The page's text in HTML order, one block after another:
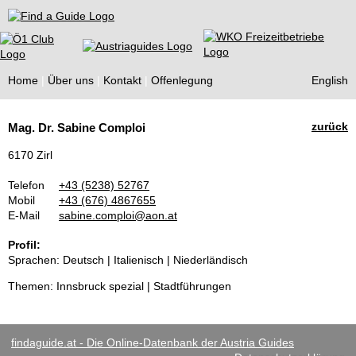
Find a Guide
Home Über uns Kontakt Offenlegung English
Guides
zurück
Mag. Dr. Sabine Comploi
6170 Zirl
Telefon
+43 (5238) 52767
Mobil
+43 (676) 4867655
E-Mail
sabine.comploi@aon.at
Profil:
Sprachen: Deutsch | Italienisch | Niederländisch
Themen: Innsbruck spezial | Stadtführungen
findaguide.at - Die Online-Datenbank der Austria Guides